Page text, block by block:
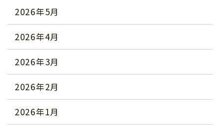
2026年5月
2026年4月
2026年3月
2026年2月
2026年1月